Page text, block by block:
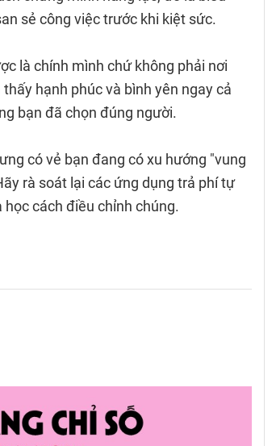
sẻ công việc trước khi kiệt sức.
là chính mình chứ không phải nơi
hạnh phúc và bình yên ngay cả
bạn đã chọn đúng người.
có vẻ bạn đang có xu hướng "vung
rà soát lại các ứng dụng trả phí tự
cách điều chỉnh chúng.